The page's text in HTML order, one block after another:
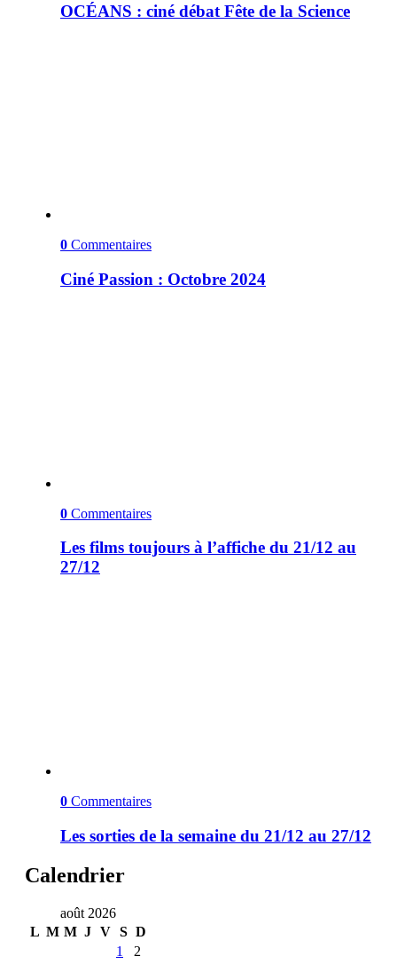
OCÉANS : ciné débat Fête de la Science
0 Commentaires
Ciné Passion : Octobre 2024
0 Commentaires
Les films toujours à l’affiche du 21/12 au
27/12
0 Commentaires
Les sorties de la semaine du 21/12 au 27/12
Calendrier
août 2026
L M M J V S D
1
2